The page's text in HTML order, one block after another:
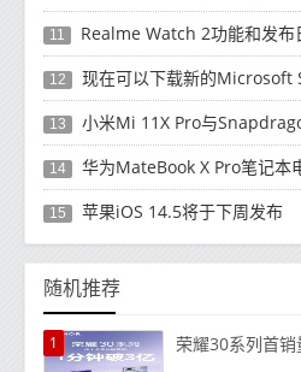
11 Realme Watch 2功能和发布
12 现在可以下载新的Microsoft
13 小米Mi 11X Pro与
14 华为MateBook X Pro笔记本
15 苹果iOS 14.5将于下周发布
随机推荐
1 荣耀30系列首